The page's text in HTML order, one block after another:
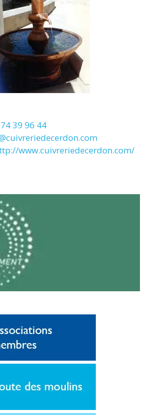
39 96 44
www.cuivreriedecerdon.com/